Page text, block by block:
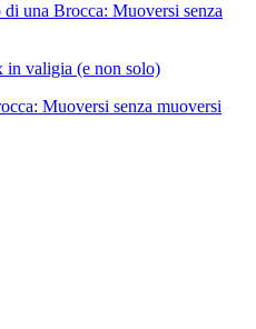
una Brocca: Muoversi senza
in valigia (e non solo)
Muoversi senza muoversi